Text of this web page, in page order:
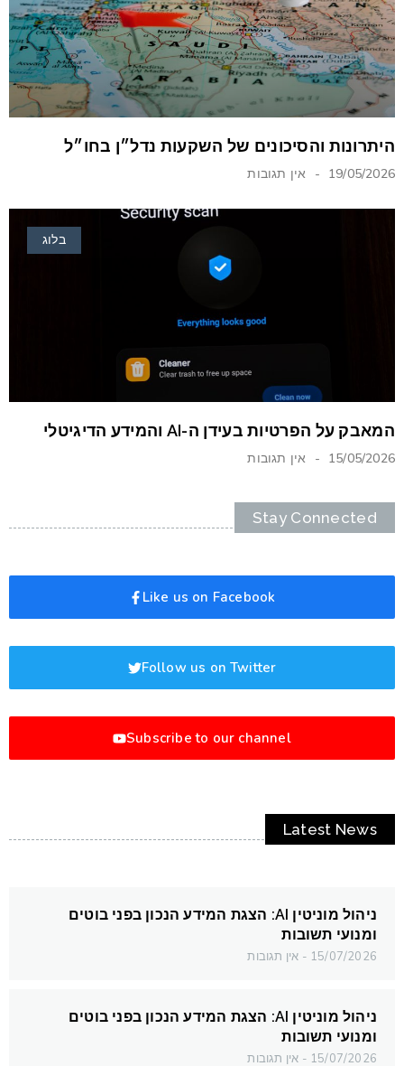
היתרונות והסיכונים של השקעות נדל״ן בחו״ל
19/05/2026 אין תגובות
בלוג
המאבק על הפרטיות בעידן ה-AI והמידע הדיגיטלי
15/05/2026 אין תגובות
Stay Connected
Like us on Facebook
Follow us on Twitter
Subscribe to our channel
Latest News
ניהול מוניטין AI: הצגת המידע הנכון בפני בוטים
ומנועי תשובות
15/07/2026 אין תגובות
ניהול מוניטין AI: הצגת המידע הנכון בפני בוטים
ומנועי תשובות
15/07/2026 אין תגובות